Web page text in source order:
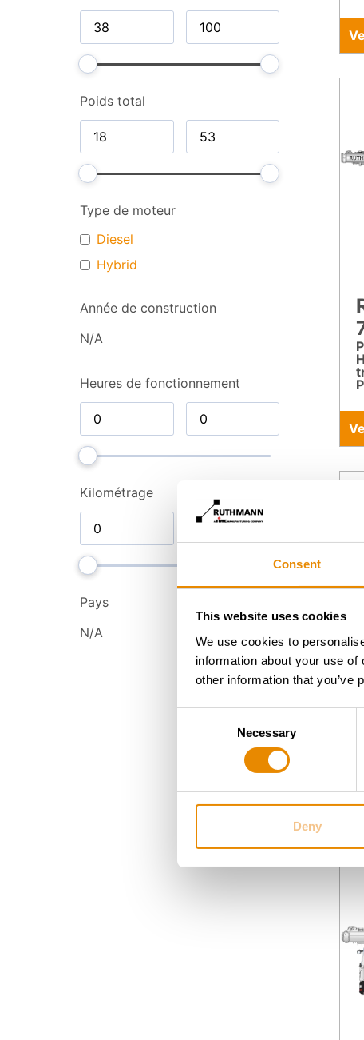
Consent
This website uses cookies
We use cookies to
information about your use
other information that you’ve
Necessary
Deny
Poids total
Type de moteur
Diesel
Hybrid
Année de construction
N/A
Heures de fonctionnement
Kilométrage
Pays
N/A